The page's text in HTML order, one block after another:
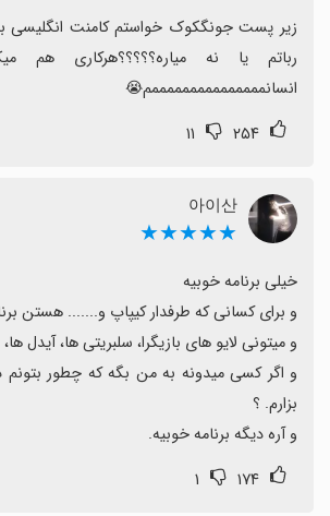
تجربهٔ کاربری گاهی با تأخیر در پاسخ
اکانت همراه است، اما اکثر کاربران
اگر به کیپاپ و بی‌تی‌اس علاقه
وجود نیاز به بروزرسانی مداوم و
دسترسی.
انسانمممممممممممممممم😭
۲۵۴ ۱۱
아이산
★★★★★
و آره دیگه برنامه خوبیه.
۱۷۴ ۱